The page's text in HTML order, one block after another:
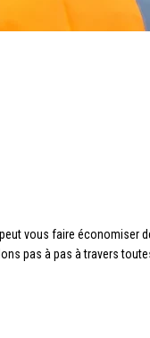
vous faire économiser
pas à pas à travers